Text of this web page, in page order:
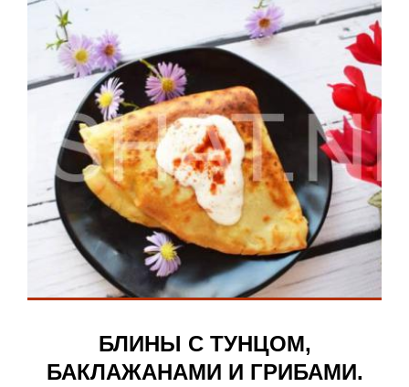
БЛИНЫ С ТУНЦОМ,
БАКЛАЖАНАМИ И ГРИБАМИ.